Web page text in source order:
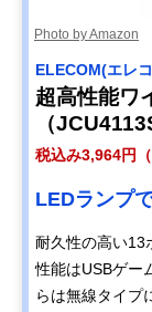
Photo by Amazon
ELECOM(エレ
超高性能ワ
（
税込み3,964円
LEDランプ
耐久性の高い13
性能はUSBゲー
らは無線タイプ